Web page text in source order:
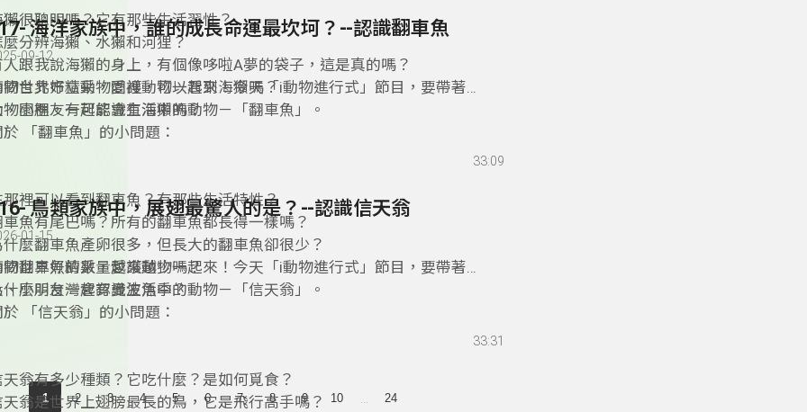
獺很聰明嗎？它有那些生活習性？
麼分辨海獺、水獺和河狸？
人跟我說海獺的身上，有個像哆啦A夢的袋子，這是真的嗎？
問台北市立動物園裡，可以看到海獺嗎？
物園裡，有可能會有海獺嗎？
海洋家族中，誰的成長命運最坎坷？--認識翻車魚
09-12
物世界好精采，愛護動物一起來！今天「i動物進行式」節目，要帶著
、小朋友一起認識生活中的動物－「翻車魚」。
「翻車魚」的小問題：
那裡可以看到翻車魚？有那些生活特性？
車魚有尾巴嗎？所有的翻車魚都長得一樣嗎？
什麼翻車魚產卵很多，但長大的翻車魚卻很少？
問翻車魚的數量越來越少嗎？
什麼叫台灣會有曼波魚季？
33:09
鳥類家族中，展翅最驚人的是？--認識信天翁
01-15
物世界好精采，愛護動物一起來！今天「i動物進行式」節目，要帶著
、小朋友一起認識生活中的動物－「信天翁」。
「信天翁」的小問題：
天翁有多少種類？它吃什麼？是如何覓食？
天翁是世界上翅膀最長的鳥，它是飛行高手嗎？
33:31
1 2 3 4 5 6 7 8 9 10 24